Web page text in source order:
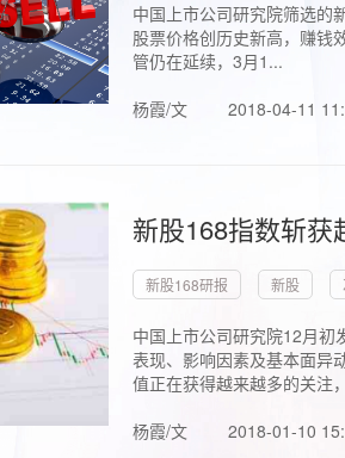
中国上市公司研究院筛选的
股票价格创历史新高，赚钱
管仍在延续，3月1...
杨霞/文
2018-04-11
新股168指数斩
新股168研报 新股
中国上市公司研究院12月初
表现、影响因素及基本面异
值正在获得越来越多的关注
杨霞/文
2018-01-10